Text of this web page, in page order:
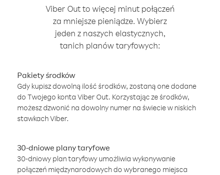
Viber Out to więcej minut połączeń
za mniejsze pieniądze. Wybierz
jeden z naszych elastycznych,
tanich planów taryfowych:
Pakiety środków
Gdy kupisz dowolną ilość środków, zostaną one dodane
do Twojego konta Viber Out. Korzystając ze środków,
możesz dzwonić na dowolny numer na świecie w niskich
stawkach Viber.
30-dniowe plany taryfowe
30-dniowy plan taryfowy umożliwia wykonywanie
połączeń międzynarodowych do wybranego miejsca